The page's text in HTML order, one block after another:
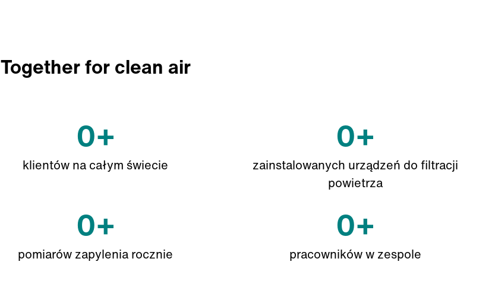
Together for clean air
0+
klientów na całym świecie
0+
zainstalowanych urządzeń do filtracji
powietrza
0+
pomiarów zapylenia rocznie
0+
pracowników w zespole